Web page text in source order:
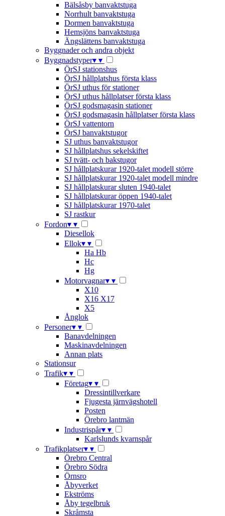
Bälsåsby banvaktstuga
Norrhult banvaktstuga
Dormen banvaktstuga
Hemsjöns banvaktstuga
Ängslättens banvaktstuga
Byggnader och andra objekt
Byggnadstyper▾ ▾
ÖrSJ stationshus
ÖrSJ hållplatshus första klass
ÖrSJ uthus för stationer
ÖrSJ uthus hållplatser första klass
ÖrSJ godsmagasin stationer
ÖrSJ godsmagasin hållplatser första klass
ÖrSJ vattentorn
ÖrSJ banvaktstugor
SJ uthus banvaktstugor
SJ hållplatshus sekelskiftet
SJ tvätt- och bakstugor
SJ hållplatskurar 1920-talet modell större
SJ hållplatskurar 1920-talet modell mindre
SJ hållplatskurar sluten 1940-talet
SJ hållplatskurar öppen 1940-talet
SJ hållplatskurar 1970-talet
SJ rastkur
Fordon▾ ▾
Diesellok
Ellok▾ ▾
Ha Hb
Hc
Hg
Motorvagnar▾ ▾
X10
X16 X17
X5
Ånglok
Personer▾ ▾
Banavdelningen
Maskinavdelningen
Annan plats
Stationsur
Trafik▾ ▾
Företag▾ ▾
Dressintillverkare
Fjugesta järnvägshotell
Posten
Örebro lantmän
Industrispår▾ ▾
Karlslunds kvarnspår
Trafikplatser▾ ▾
Örebro Central
Örebro Södra
Örnsro
Åbyverket
Ekströms
Åby tegelbruk
Skråmsta